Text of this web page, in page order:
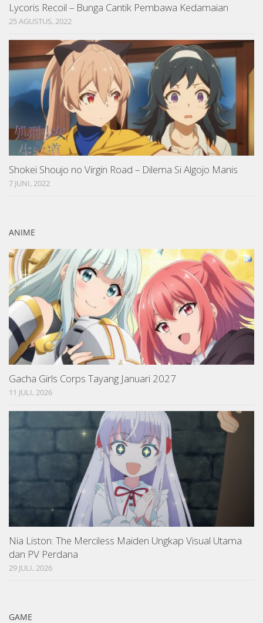
Lycoris Recoil – Bunga Cantik Pembawa Kedamaian
25 AGUSTUS, 2022
Shokei Shoujo no Virgin Road – Dilema Si Algojo Manis
7 JUNI, 2022
ANIME
Gacha Girls Corps Tayang Januari 2027
11 JULI, 2026
Nia Liston: The Merciless Maiden Ungkap Visual Utama
dan PV Perdana
29 JULI, 2026
GAME